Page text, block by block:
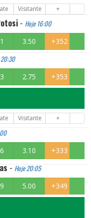
Visitante +
- Hoje 16:00
3.50 +352
2.75 +353
Visitante +
3.10 +333
- Hoje 20:05
5.00 +349